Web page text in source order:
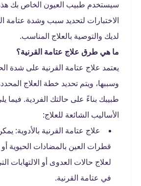
سيستخدم طبيب العيون الخاص بك
الاختبارات لتحديد سبب وشدة عتامة
لديك والتوصية بالعلاج المناسب.
ما هي طرق علاج عتامة القرنية؟
يعتمد علاج عتامة القرنية على شدة
وسببها، ويتم تحديد خطة العلاج
طبيبك بناءً على حالتك الفردية. فيما
الأساليب الشائعة للعلاج:
علاج عتامة القرنية بالأدوية:
قطرات العين بالمضادات الحيوية أو
لعلاج حالات العدوى أو الالتهابات
في عتامة القرنية.